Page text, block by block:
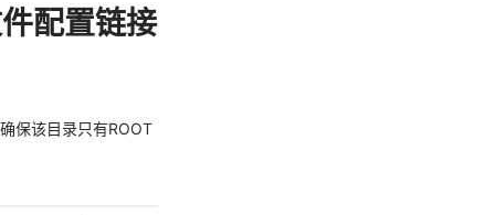
配置链接
保该目录只有ROOT